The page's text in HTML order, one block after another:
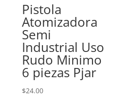
Pistola
Atomizadora
Semi
Industrial Uso
Rudo Minimo
6 piezas Pjar
$24.00